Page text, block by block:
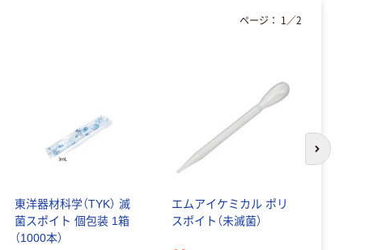
東洋器材科学（TYK） 滅
菌スポイト 個包装 1箱
（1000本）
エムアイケミカル ポリ
スポイト（未滅菌）
ページ： 1 ／2
次のスライド